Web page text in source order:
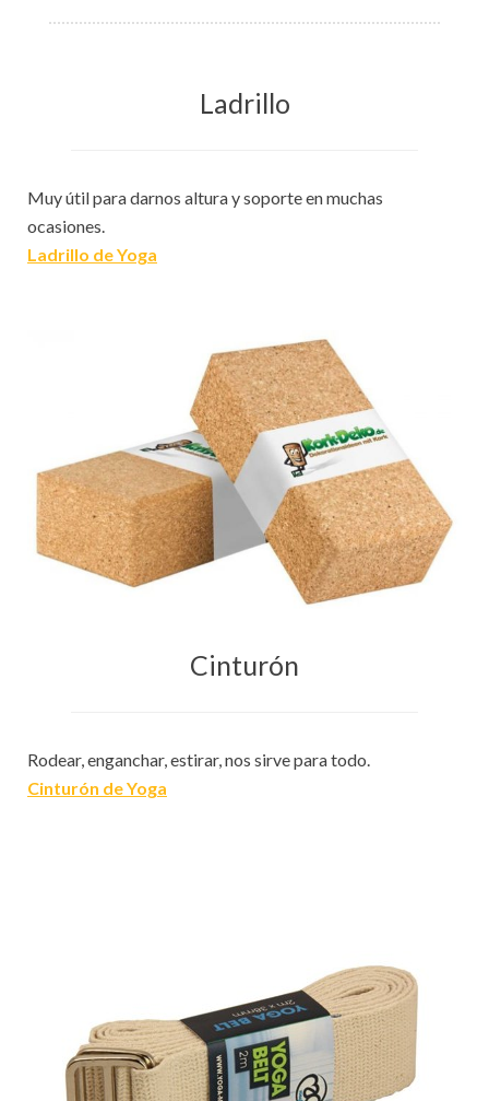
Ladrillo
Muy útil para darnos altura y soporte en muchas
ocasiones.
Ladrillo de Yoga
Cinturón
Rodear, enganchar, estirar, nos sirve para todo.
Cinturón de Yoga